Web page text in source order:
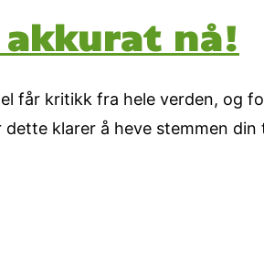
akkurat nå!
får kritikk fra hele verden, og
klarer å heve stemmen